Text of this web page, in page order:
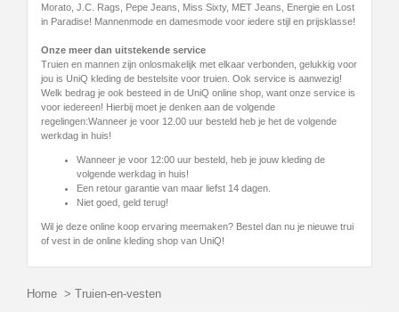
Morato, J.C. Rags, Pepe Jeans, Miss Sixty, MET Jeans, Energie en Lost
in Paradise! Mannenmode en damesmode voor iedere stijl en prijsklasse!
Onze meer dan uitstekende service
Truien en mannen zijn onlosmakelijk met elkaar verbonden, gelukkig voor
jou is UniQ kleding de bestelsite voor truien. Ook service is aanwezig!
Welk bedrag je ook besteed in de UniQ online shop, want onze service is
voor iedereen! Hierbij moet je denken aan de volgende
regelingen:Wanneer je voor 12.00 uur besteld heb je het de volgende
werkdag in huis!
Wanneer je voor 12:00 uur besteld, heb je jouw kleding de
volgende werkdag in huis!
Een retour garantie van maar liefst 14 dagen.
Niet goed, geld terug!
Wil je deze online koop ervaring meemaken? Bestel dan nu je nieuwe trui
of vest in de online kleding shop van UniQ!
Home > Truien-en-vesten